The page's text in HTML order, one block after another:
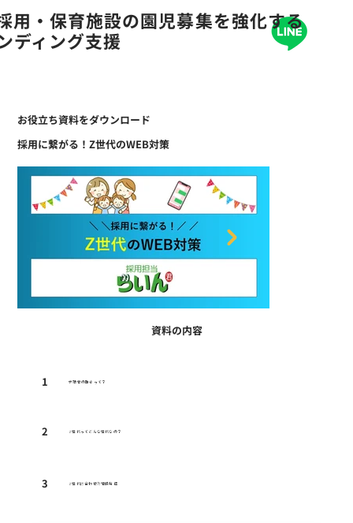
用・保育施設の園児募集を強化する
ディング支援
お役立ち資料をダウンロード
採用に繋がる！Z世代のWEB対策
1 求職者の動きって？
2 Z世代ってどんな世代なの？
3 Z世代に合わせた情報発信
資料の内容